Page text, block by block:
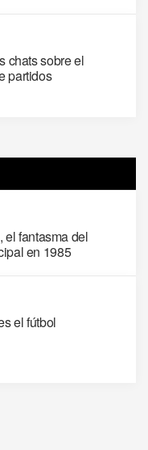
chats sobre el
partidos
el fantasma del
en 1985
el fútbol